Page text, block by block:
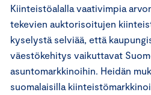
Kiinteistöalalla vaativimpia
tekevien auktorisoitujen
kyselystä selviää, että
väestökehitys vaikuttavat
asuntomarkkinoihin. Heidän
suomalaisilla